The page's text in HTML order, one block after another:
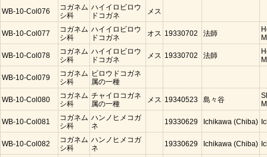
WB-10-Col076
コガネム
シ科
ハイイロビロウ
ドコガネ
メス
WB-10-Col077
コガネム
シ科
ハイイロビロウ
ドコガネ
オス 19330702 法師
WB-10-Col078
コガネム
シ科
ハイイロビロウ
ドコガネ
メス 19330702 法師
WB-10-Col079
コガネム
シ科
ビロウドコガネ
属の一種
WB-10-Col080
コガネム
シ科
チャイロコガネ
属の一種
メス 19340523 島々谷
WB-10-Col081
コガネム
シ科
ハンノヒメコガ
ネ
19330629 Ichikawa (Chiba)
WB-10-Col082
コガネム
シ科
ハンノヒメコガ
ネ
19330629 Ichikawa (Chiba)